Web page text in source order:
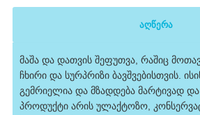
აღწერა
მაშა და დათვის შეფუთვა, რაშიც
ჩხირი და სურპრიზი ბავშვებისთვის.
გემრიელია და მზადდება მარტივად
პროდუქტი არის ულაქტოზო,